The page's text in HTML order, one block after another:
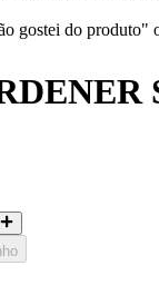
gostei do produto"